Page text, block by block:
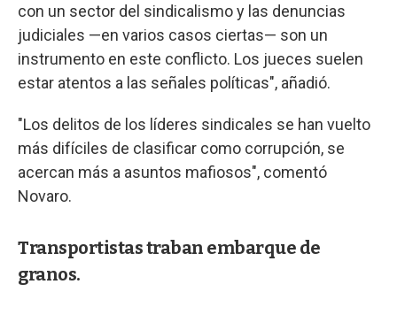
con un sector del sindicalismo y las denuncias
judiciales —en varios casos ciertas— son un
instrumento en este conflicto. Los jueces suelen
estar atentos a las señales políticas", añadió.
"Los delitos de los líderes sindicales se han vuelto
más difíciles de clasificar como corrupción, se
acercan más a asuntos mafiosos", comentó
Novaro.
Transportistas traban embarque de
granos.